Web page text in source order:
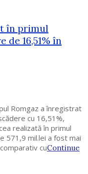
în primul
16,51% în
Romgaz a înregistrat
cu 16,51%,
realizată în primul
571,9 mil.lei a fost mai
cuContinue